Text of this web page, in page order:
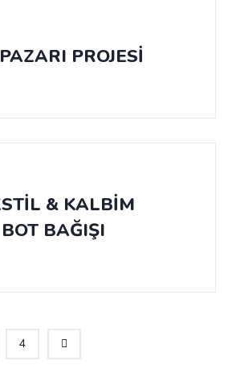
PROJESİ
& KALBİM
BAĞIŞI
4